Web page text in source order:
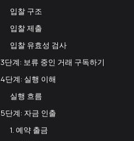
입찰 구조
입찰 제출
입찰 유효성 검사
3단계: 보류 중인 거래 구독하기
4단계: 실행 이해
실행 흐름
5단계: 자금 인출
1. 예약 출금